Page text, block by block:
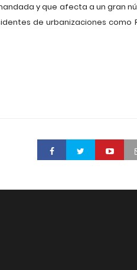
y que afecta a un gran
de urbanizaciones como